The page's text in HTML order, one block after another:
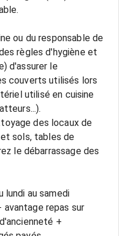
ou du responsable de
règles d'hygiène et
d'assurer le
couverts utilisés lors
utilisé en cuisine
des locaux de
sols, tables de
le débarrassage des
lundi au samedi
avantage repas sur
+